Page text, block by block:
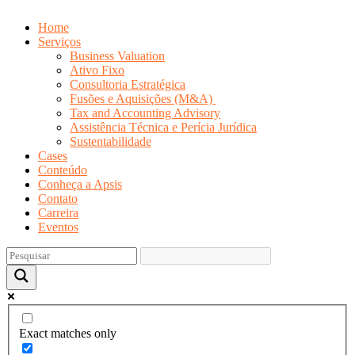
Home
Serviços
Business Valuation
Ativo Fixo
Consultoria Estratégica
Fusões e Aquisições (M&A)
Tax and Accounting Advisory
Assistência Técnica e Perícia Jurídica
Sustentabilidade
Cases
Conteúdo
Conheça a Apsis
Contato
Carreira
Eventos
Exact matches only